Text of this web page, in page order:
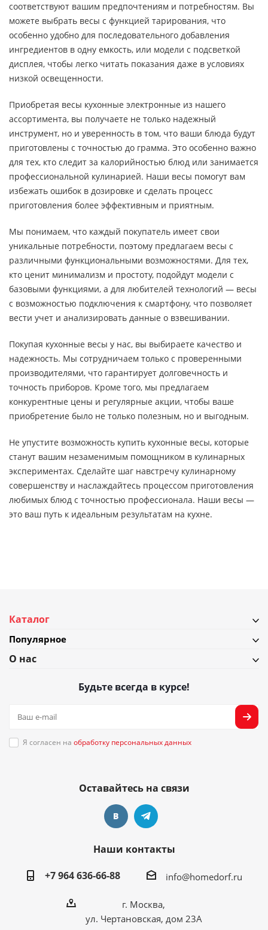
соответствуют вашим предпочтениям и потребностям. Вы
можете выбрать весы с функцией тарирования, что
особенно удобно для последовательного добавления
ингредиентов в одну емкость, или модели с подсветкой
дисплея, чтобы легко читать показания даже в условиях
низкой освещенности.
Приобретая весы кухонные электронные из нашего
ассортимента, вы получаете не только надежный
инструмент, но и уверенность в том, что ваши блюда будут
приготовлены с точностью до грамма. Это особенно важно
для тех, кто следит за калорийностью блюд или занимается
профессиональной кулинарией. Наши весы помогут вам
избежать ошибок в дозировке и сделать процесс
приготовления более эффективным и приятным.
Мы понимаем, что каждый покупатель имеет свои
уникальные потребности, поэтому предлагаем весы с
различными функциональными возможностями. Для тех,
кто ценит минимализм и простоту, подойдут модели с
базовыми функциями, а для любителей технологий — весы
с возможностью подключения к смартфону, что позволяет
вести учет и анализировать данные о взвешивании.
Покупая кухонные весы у нас, вы выбираете качество и
надежность. Мы сотрудничаем только с проверенными
производителями, что гарантирует долговечность и
точность приборов. Кроме того, мы предлагаем
конкурентные цены и регулярные акции, чтобы ваше
приобретение было не только полезным, но и выгодным.
Не упустите возможность купить кухонные весы, которые
станут вашим незаменимым помощником в кулинарных
экспериментах. Сделайте шаг навстречу кулинарному
совершенству и наслаждайтесь процессом приготовления
любимых блюд с точностью профессионала. Наши весы —
это ваш путь к идеальным результатам на кухне.
Каталог
Популярное
О нас
Будьте всегда в курсе!
Я согласен на обработку персональных данных
Оставайтесь на связи
Наши контакты
+7 964 636-66-88
info@homedorf.ru
г. Москва,
ул. Чертановская, дом 23А